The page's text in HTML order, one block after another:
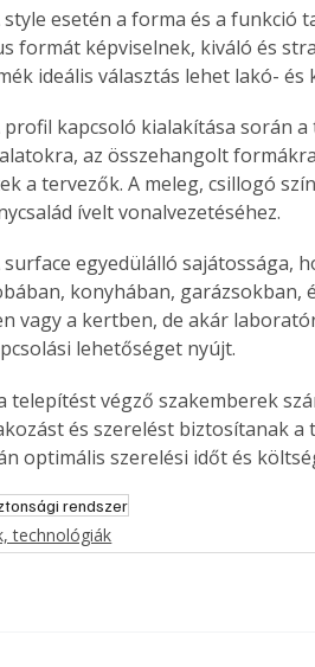
style esetén a forma és a funkció
formát képviselnek, kiváló és
ideális választás lehet lakó-
profil kapcsoló kialakítása során
az összehangolt
a tervezők. A meleg, csillogó
ívelt vonalvezetéséhez.
surface egyedülálló sajátossága,
konyhában, garázsokban,
vagy a kertben, de akár
lehetőséget nyújt.
telepítést végző szakemberek
és szerelést biztosítanak
optimális szerelési időt és
rendszer
technológiák